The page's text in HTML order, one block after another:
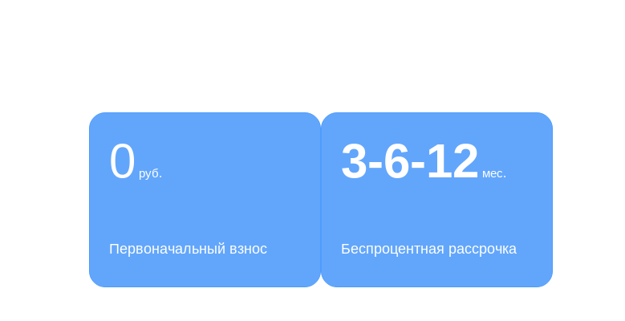
0 руб.
Первоначальный взнос
3-6-12 мес.
Беспроцентная рассрочка